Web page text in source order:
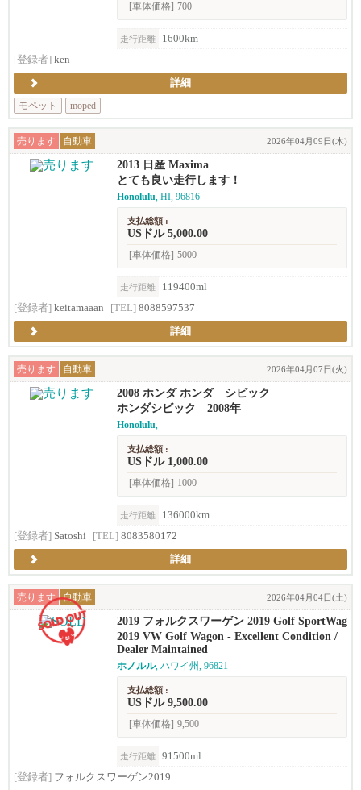
[車体価格] 700
走行距離
1600km
[登録者] ken
詳細
モペット
moped
売ります 自動車 2026年04月09日(木)
2013 日産 Maxima
とても良い走行します！
Honolulu, HI, 96816
支払総額 :
USドル 5,000.00
[車体価格] 5000
走行距離
119400ml
[登録者] keitamaaan [TEL] 8088597537
詳細
売ります 自動車 2026年04月07日(火)
2008 ホンダ ホンダ シビック
ホンダシビック 2008年
Honolulu, -
支払総額 :
USドル 1,000.00
[車体価格] 1000
走行距離
136000km
[登録者] Satoshi [TEL] 8083580172
詳細
売ります 自動車 2026年04月04日(土)
2019 フォルクスワーゲン 2019 Golf SportWag
en · TSI S 4Motion Wagon 4D
2019 VW Golf Wagon - Excellent Condition /
Dealer Maintained
ホノルル, ハワイ州, 96821
支払総額 :
USドル 9,500.00
[車体価格] 9,500
走行距離
91500ml
[登録者] フォルクスワーゲン2019